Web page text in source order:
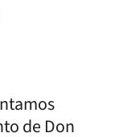
de Don